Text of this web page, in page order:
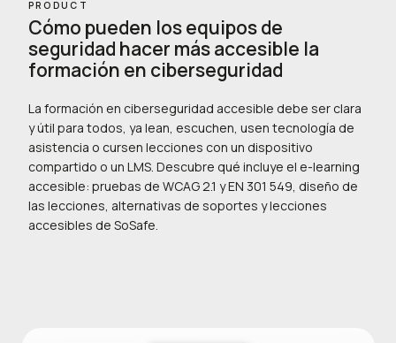
PRODUCT
Cómo pueden los equipos de
seguridad hacer más accesible la
formación en ciberseguridad
La formación en ciberseguridad accesible debe ser clara
y útil para todos, ya lean, escuchen, usen tecnología de
asistencia o cursen lecciones con un dispositivo
compartido o un LMS. Descubre qué incluye el e-learning
accesible: pruebas de WCAG 2.1 y EN 301 549, diseño de
las lecciones, alternativas de soportes y lecciones
accesibles de SoSafe.